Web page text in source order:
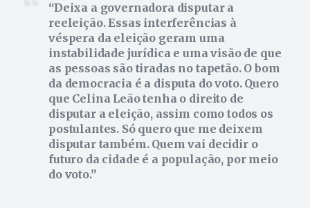
Deixa a governadora disputar a
reeleição. Essas interferências à
véspera da eleição geram uma
instabilidade jurídica e uma visão de que
as pessoas são tiradas no tapetão. O bom
da democracia é a disputa do voto. Quero
que Celina Leão tenha o direito de
disputar a eleição, assim como todos os
postulantes. Só quero que me deixem
disputar também. Quem vai decidir o
futuro da cidade é a população, por meio
do voto.